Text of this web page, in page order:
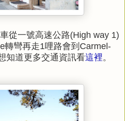
從一號高速公路(High way 1)
轉彎再走1哩路會到Carmel-
知道更多交通資訊看這裡。